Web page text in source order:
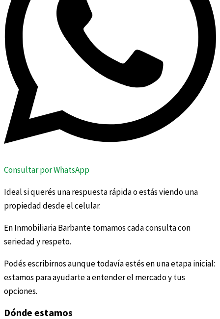
Consultar por WhatsApp
Ideal si querés una respuesta rápida o estás viendo una
propiedad desde el celular.
En Inmobiliaria Barbante tomamos cada consulta con
seriedad y respeto.
Podés escribirnos aunque todavía estés en una etapa inicial:
estamos para ayudarte a entender el mercado y tus
opciones.
Dónde estamos